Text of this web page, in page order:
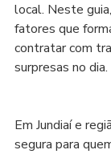
local. Neste
fatores que
contratar com
surpresas no dia.
Em Jundiaí e
segura para